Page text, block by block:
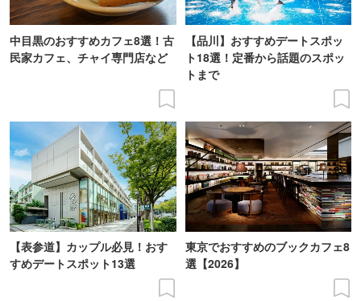
中目黒のおすすめカフェ8選！古
民家カフェ、チャイ専門店など
【品川】おすすめデートスポッ
ト18選！定番から話題のスポッ
トまで
【表参道】カップル必見！おす
すめデートスポット13選
東京でおすすめのブックカフェ8
選【2026】